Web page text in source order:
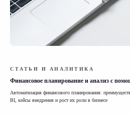
СТАТЬИ И АНАЛИТИКА
Финансовое планирование и анализ с
Автоматизация финансового планирования:
BI, кейсы внедрения и рост их роли в бизнесе